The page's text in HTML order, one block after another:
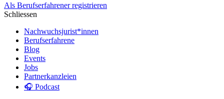
Als Berufserfahrener registrieren
Schliessen
Nachwuchsjurist*innen
Berufserfahrene
Blog
Events
Jobs
Partnerkanzleien
🎧 Podcast